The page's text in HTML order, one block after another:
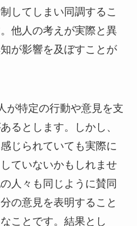
してしまい同調するこ
他人の考えが実際と異
が影響を及ぼすことが
が特定の行動や意見を支
るとします。しかし、
じられていても実際に
ていないかもしれませ
人々も同じように賛同
の意見を表明すること
ことです。結果とし